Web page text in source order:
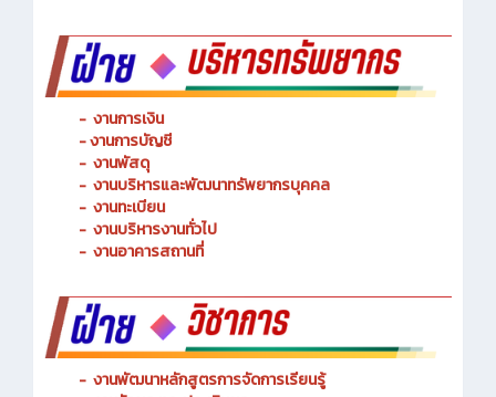
-งานการเงิน
- งานการบัญชี
- งานพัสดุ
- งานบริหารและพัฒนาทรัพยากรบุคคล
- งานทะเบียน
- งานบริหารงานทั่วไป